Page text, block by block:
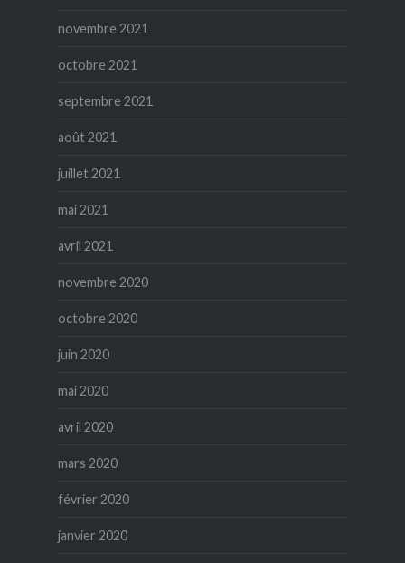
novembre 2021
octobre 2021
septembre 2021
août 2021
juillet 2021
mai 2021
avril 2021
novembre 2020
octobre 2020
juin 2020
mai 2020
avril 2020
mars 2020
février 2020
janvier 2020